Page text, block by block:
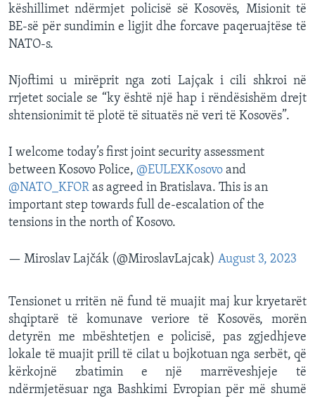
këshillimet ndërmjet policisë së Kosovës, Misionit të
BE-së për sundimin e ligjit dhe forcave paqeruajtëse të
NATO-s.
Njoftimi u mirëprit nga zoti Lajçak i cili shkroi në
rrjetet sociale se “ky është një hap i rëndësishëm drejt
shtensionimit të plotë të situatës në veri të Kosovës”.
I welcome today’s first joint security assessment
between Kosovo Police, @EULEXKosovo and
@NATO_KFOR as agreed in Bratislava. This is an
important step towards full de-escalation of the
tensions in the north of Kosovo.
— Miroslav Lajčák (@MiroslavLajcak) August 3, 2023
Tensionet u rritën në fund të muajit maj kur kryetarët
shqiptarë të komunave veriore të Kosovës, morën
detyrën me mbështetjen e policisë, pas zgjedhjeve
lokale të muajit prill të cilat u bojkotuan nga serbët, që
kërkojnë zbatimin e një marrëveshjeje të
ndërmjetësuar nga Bashkimi Evropian për më shumë